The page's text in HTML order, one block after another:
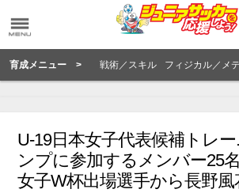
育成メニュー > 戦術／スキル フィジカル／メ
U-19日本女子代表候補トレ
ンプに参加するメンバー25
女子W杯出場選手から長野風